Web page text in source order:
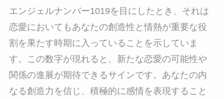
エンジェルナンバー1019を目にしたとき、それは
恋愛においてもあなたの創造性と情熱が重要な役
割を果たす時期に入っていることを示していま
す。この数字が現れると、新たな恋愛の可能性や
関係の進展が期待できるサインです。あなたの内
なる創造力を信じ、積極的に感情を表現すること